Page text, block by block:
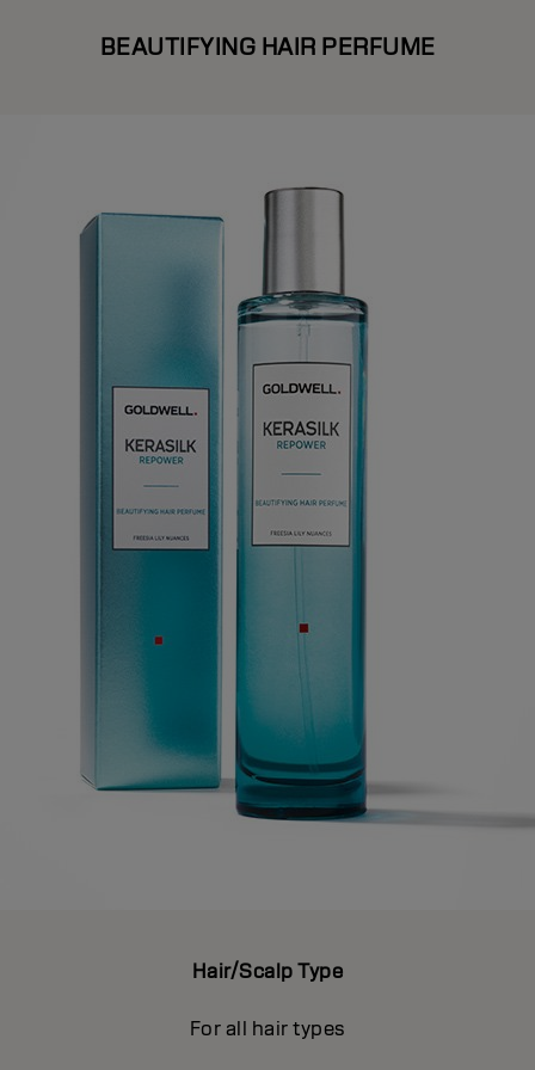
BEAUTIFYING HAIR PERFUME
Hair/Scalp Type
For all hair types